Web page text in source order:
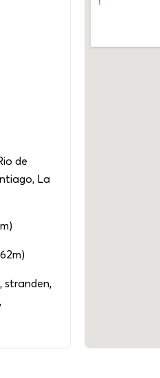
de
La
stranden,